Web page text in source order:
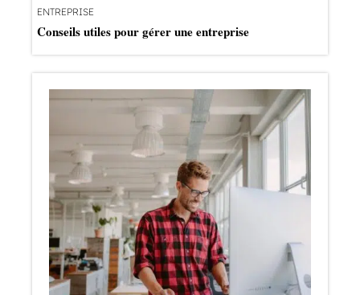
ENTREPRISE
Conseils utiles pour gérer une entreprise